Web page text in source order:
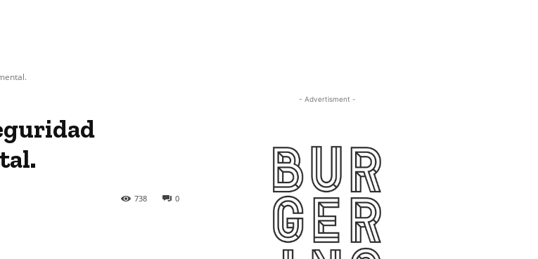
0
738
- Advertisment -